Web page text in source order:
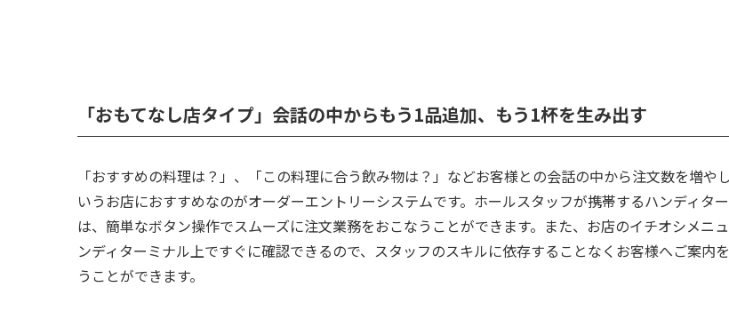
「おもてなし店タイプ」会話の中からもう1品追加、もう1杯を生み出す
「おすすめの料理は？」、「この料理に合う飲み物は？」などお客様との会話の中から注文数を増や
いうお店におすすめなのがオーダーエントリーシステムです。ホールスタッフが携帯するハンディタ
は、簡単なボタン操作でスムーズに注文業務をおこなうことができます。また、お店のイチオシメニ
ンディターミナル上ですぐに確認できるので、スタッフのスキルに依存することなくお客様へご案内
うことができます。